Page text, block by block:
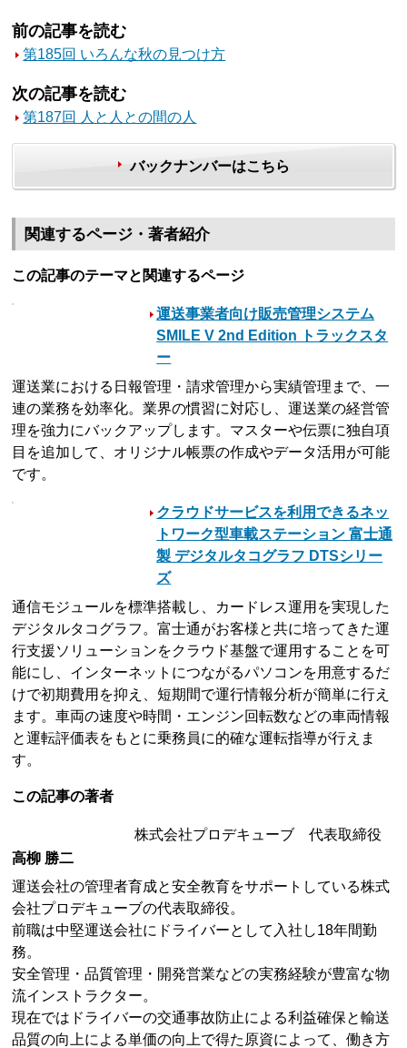
前の記事を読む
第185回 いろんな秋の見つけ方
次の記事を読む
第187回 人と人との間の人
バックナンバーはこちら
関連するページ・著者紹介
この記事のテーマと関連するページ
運送事業者向け販売管理システム
SMILE V 2nd Edition トラックスタ
ー
運送業における日報管理・請求管理から実績管理まで、一
連の業務を効率化。業界の慣習に対応し、運送業の経営管
理を強力にバックアップします。マスターや伝票に独自項
目を追加して、オリジナル帳票の作成やデータ活用が可能
です。
クラウドサービスを利用できるネッ
トワーク型車載ステーション 富士通
製 デジタルタコグラフ DTSシリー
ズ
通信モジュールを標準搭載し、カードレス運用を実現した
デジタルタコグラフ。富士通がお客様と共に培ってきた運
行支援ソリューションをクラウド基盤で運用することを可
能にし、インターネットにつながるパソコンを用意するだ
けで初期費用を抑え、短期間で運行情報分析が簡単に行え
ます。車両の速度や時間・エンジン回転数などの車両情報
と運転評価表をもとに乗務員に的確な運転指導が行えま
す。
この記事の著者
株式会社プロデキューブ 代表取締役
高柳 勝二
運送会社の管理者育成と安全教育をサポートしている株式
会社プロデキューブの代表取締役。
前職は中堅運送会社にドライバーとして入社し18年間勤
務。
安全管理・品質管理・開発営業などの実務経験が豊富な物
流インストラクター。
現在ではドライバーの交通事故防止による利益確保と輸送
品質の向上による単価の向上で得た原資によって、働き方